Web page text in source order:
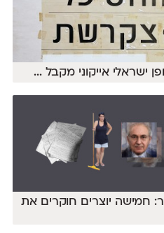
ישראלי אייקוני מקבל ...
חמישה יוצרים חוקרים את